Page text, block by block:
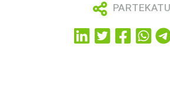
PARTEKATU